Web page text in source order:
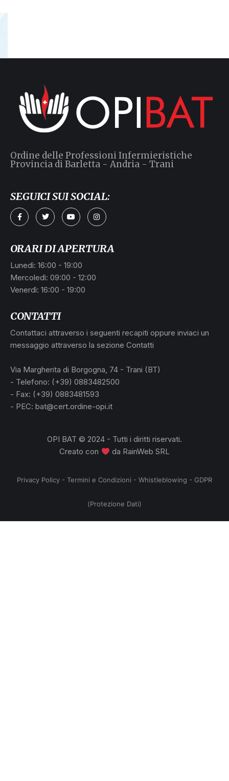
CONTATTI
Contattaci attraverso i seguenti recapiti oppure inviaci un
messaggio attraverso la sezione Contatti
Via Margherita di Borgogna, 74 - Trani (BT)
- Telefono: (+39) 0883482500
- Fax: (+39) 0883481593
- PEC: bat@cert.ordine-opi.it
ORARI DI APERTURA
Lunedì: 16:00 - 19:00
Mercoledì: 09:00 - 12:00
Venerdì: 16:00 - 19:00
Ordine delle Professioni Infermieristiche
Provincia di Barletta - Andria - Trani
SEGUICI SUI SOCIAL:
OPI BAT © 2024 - Tutti i diritti riservati.
Creato con
da RainWeb SRL
Privacy Policy - Termini e Condizioni - Whistleblowing - GDPR
(Protezione Dati)